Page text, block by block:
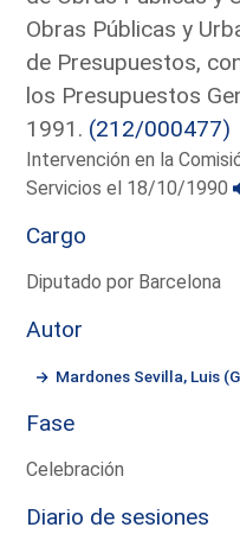
Obras Públicas y
de Presupuestos,
los Presupuestos
1991. (212/000477)
Intervención en la
Servicios el 18/10/1990
Cargo
Diputado por Barcelona
Autor
Mardones Sevilla, Luis
Fase
Celebración
Diario de sesiones